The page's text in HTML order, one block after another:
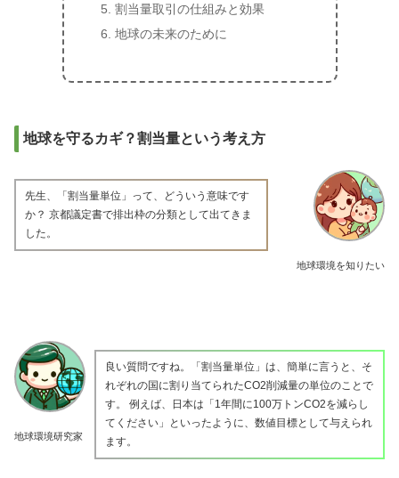
割当量取引の仕組みと効果
地球の未来のために
地球を守るカギ？割当量という考え方
地球環境を知りたい
先生、「割当量単位」って、どういう意味です
か？ 京都議定書で排出枠の分類として出てきま
した。
地球環境研究家
良い質問ですね。「割当量単位」は、簡単に言うと、そ
れぞれの国に割り当てられたCO2削減量の単位のことで
す。 例えば、日本は「1年間に100万トンCO2を減らし
てください」といったように、数値目標として与えられ
ます。